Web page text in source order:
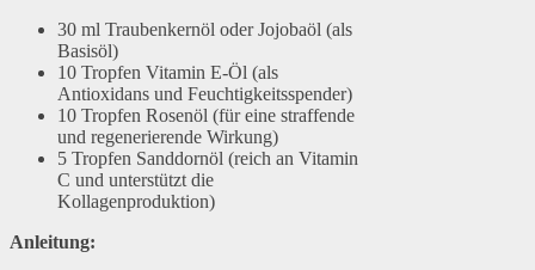
30 ml Traubenkernöl oder Jojobaöl (als
Basisöl)
10 Tropfen Vitamin E-Öl (als
Antioxidans und Feuchtigkeitsspender)
10 Tropfen Rosenöl (für eine straffende
und regenerierende Wirkung)
5 Tropfen Sanddornöl (reich an Vitamin
C und unterstützt die
Kollagenproduktion)
Anleitung: